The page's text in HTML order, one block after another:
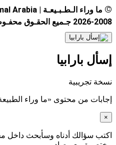
© ما وراء الـطـبـيعـة | Paranormal Arabia
2026-2008 جـميع الحقـوق محفـوظة
إسأل بارابيا
نسخة تجريبية
إجابات من محتوى «ما وراء
×
اكتب سؤالك أدناه وسأبحث داخل